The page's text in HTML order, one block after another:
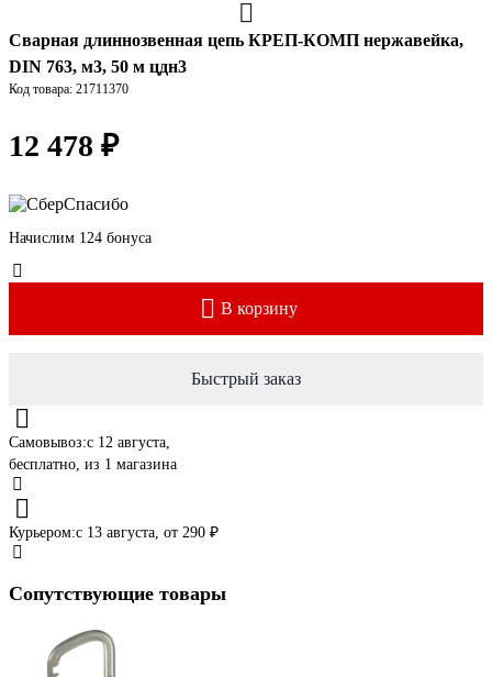
Сварная длиннозвенная цепь КРЕП-КОМП нержавейка,
DIN 763, м3, 50 м цдн3
Код товара: 21711370
12 478 ₽
Начислим 124 бонуса
В корзину
Быстрый заказ
Самовывоз:c 12 августа,
бесплатно, из 1 магазина
Курьером:c 13 августа, от 290 ₽
Сопутствующие товары